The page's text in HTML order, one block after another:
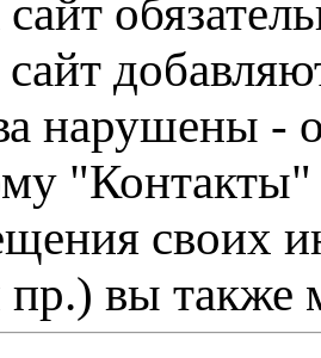
сайт
нарушены -
"Контакты"
своих
пр.) вы также